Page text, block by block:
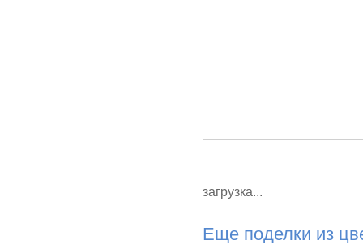
загрузка...
Еще поделки из